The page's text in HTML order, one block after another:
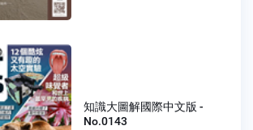
知識大圖解國際中文版 -
No.0143